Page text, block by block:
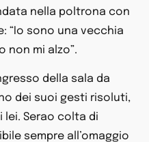
nella poltrona con
“Io sono una vecchia
non mi alzo”.
della sala da
dei suoi gesti risoluti,
lei. Serao colta di
sempre all’omaggio